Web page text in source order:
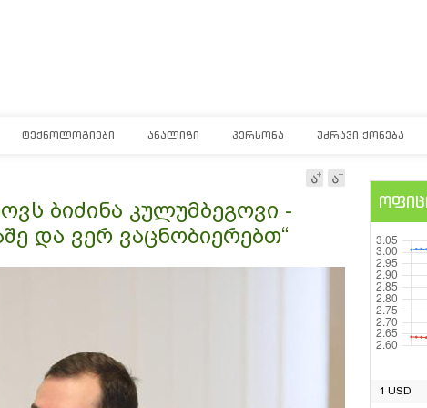
ᲢᲔᲥᲜᲝᲚᲝᲒᲘᲔᲑᲘ ᲐᲜᲐᲚᲘᲖᲘ ᲞᲔᲠᲡᲝᲜᲐ ᲣᲫᲠᲐᲕᲘ ᲥᲝᲜᲔᲑᲐ
ბიძინა კულუმბეგოვი -
და ვერ ვაცნობიერებთ“
1 USD